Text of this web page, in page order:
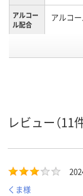
アルコー
ル配合
アルコ
アスクル
商品環境
30
レビュー（11件
くま様